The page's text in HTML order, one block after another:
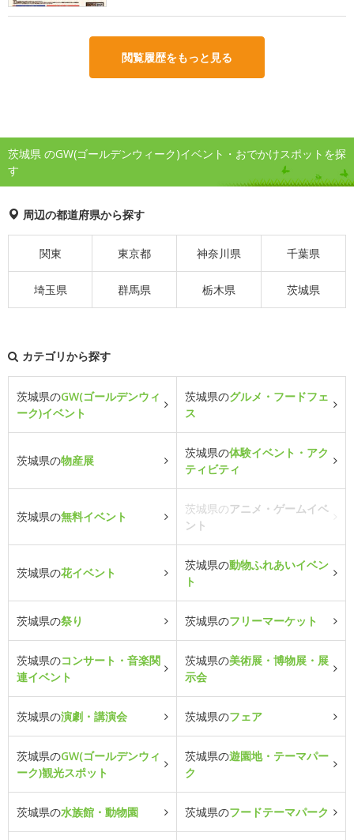
閲覧履歴をもっと見る
茨城県 のGW(ゴールデンウィーク)イベント・おでかけスポットを探
す
周辺の都道府県から探す
関東 東京都 神奈川県 千葉県
埼玉県 群馬県 栃木県 茨城県
カテゴリから探す
茨城県のGW(ゴールデンウィ
ーク)イベント
茨城県のグルメ・フードフェ
ス
茨城県の物産展
茨城県の体験イベント・アク
ティビティ
茨城県の無料イベント
茨城県のアニメ・ゲームイベ
ント
茨城県の花イベント
茨城県の動物ふれあいイベン
ト
茨城県の祭り 茨城県のフリーマーケット
茨城県のコンサート・音楽関
連イベント
茨城県の美術展・博物展・展
示会
茨城県の演劇・講演会 茨城県のフェア
茨城県のGW(ゴールデンウィ
ーク)観光スポット
茨城県の遊園地・テーマパー
ク
茨城県の水族館・動物園 茨城県のフードテーマパーク